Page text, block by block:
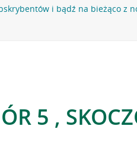
i bądź na bieżąco z
5 ,